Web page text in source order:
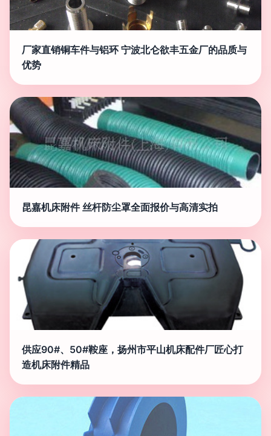
厂家直销铜车件与铝环 宁波北仑欲丰五金厂的品质与
优势
昆嘉机床附件 丝杆防尘罩全面报价与高清实拍
供应90#、50#鞍座，扬州市平山机床配件厂匠心打
造机床附件精品